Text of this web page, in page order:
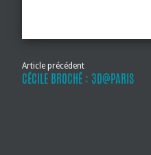
Article précédent
CÉCILE BROCHÉ : 3D@PARIS